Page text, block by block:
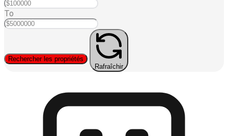
To
Rechercher les propriétés
Rafraîchir